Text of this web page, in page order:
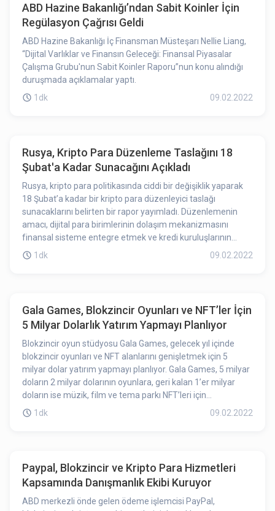
ABD Hazine Bakanlığı’ndan Sabit Koinler İçin
Regülasyon Çağrısı Geldi
ABD Hazine Bakanlığı İç Finansman Müsteşarı Nellie Liang,
“Dijital Varlıklar ve Finansın Geleceği: Finansal Piyasalar
Çalışma Grubu'nun Sabit Koinler Raporu”nun konu alındığı
duruşmada açıklamalar yaptı.
1dk
09.02.2022
Rusya, Kripto Para Düzenleme Taslağını 18
Şubat'a Kadar Sunacağını Açıkladı
Rusya, kripto para politikasında ciddi bir değişiklik yaparak
18 Şubat’a kadar bir kripto para düzenleyici taslağı
sunacaklarını belirten bir rapor yayımladı. Düzenlemenin
amacı, dijital para birimlerinin dolaşım mekanizmasını
finansal sisteme entegre etmek ve kredi kuruluşlarının
devresindeki nakit akışlarının kontrolünü sağlamaktır.
1dk 09.02.2022
Gala Games, Blokzincir Oyunları ve NFT’ler İçin
5 Milyar Dolarlık Yatırım Yapmayı Planlıyor
Blokzincir oyun stüdyosu Gala Games, gelecek yıl içinde
blokzincir oyunları ve NFT alanlarını genişletmek için 5
milyar dolar yatırım yapmayı planlıyor. Gala Games, 5 milyar
doların 2 milyar dolarının oyunlara, geri kalan 1’er milyar
doların ise müzik, film ve tema parkı NFT’leri için
kullanılacağını açıkladı.
1dk 09.02.2022
Paypal, Blokzincir ve Kripto Para Hizmetleri
Kapsamında Danışmanlık Ekibi Kuruyor
ABD merkezli önde gelen ödeme işlemcisi PayPal,